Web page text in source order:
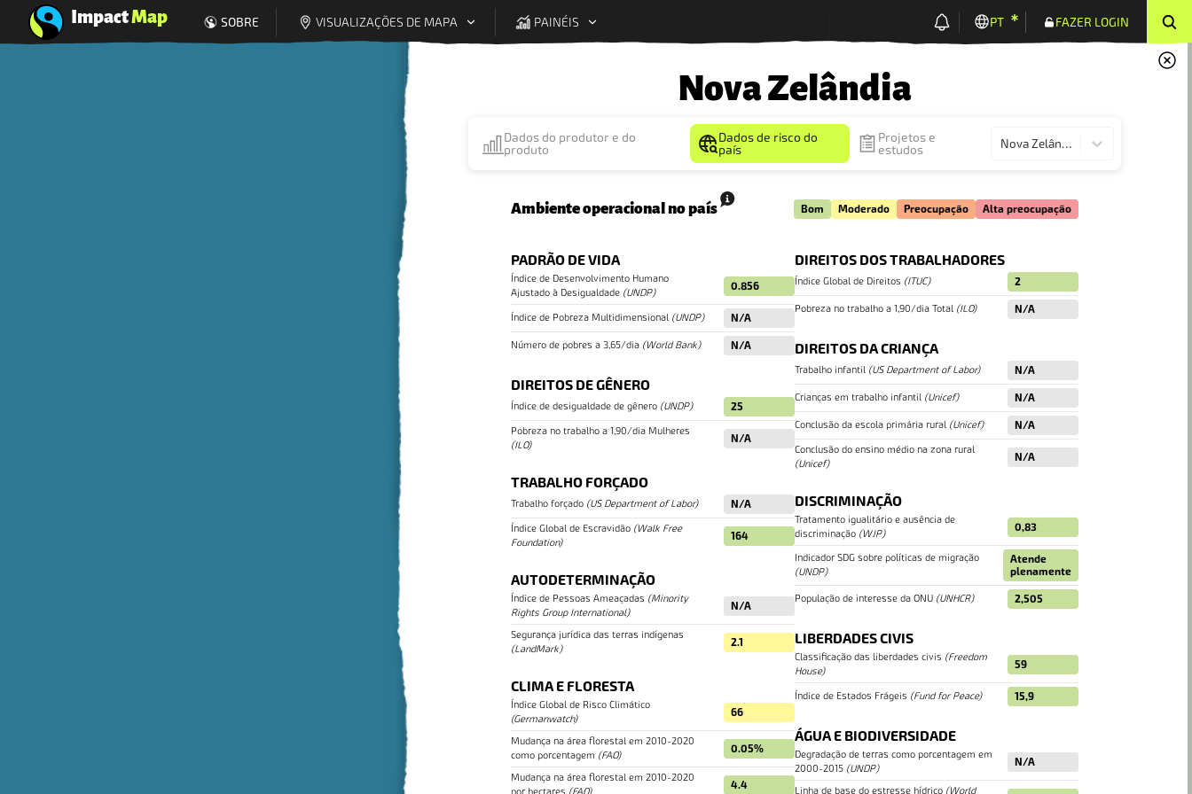
ImpactMap SOBRE VISUALIZAÇÕES DE MAPA PAINÉIS PT FAZER LOGIN
Nova Zelândia
Dados do produtor e do
produto
Dados de risco do
país
Projetos e
estudos
Nova Zelândia
Ambiente operacional no país Bom Moderado Preocupação Alta preocupação
PADRÃO DE VIDA
Índice de Desenvolvimento Humano
Ajustado à Desigualdade (UNDP)
0.856
Índice de Pobreza Multidimensional (UNDP) N/A
Número de pobres a 3,65/dia (World Bank) N/A
DIREITOS DE GÊNERO
Índice de desigualdade de gênero (UNDP) 25
Pobreza no trabalho a 1,90/dia Mulheres
(ILO)
N/A
TRABALHO FORÇADO
Trabalho forçado (US Department of Labor) N/A
Índice Global de Escravidão (Walk Free
Foundation)
164
AUTODETERMINAÇÃO
Índice de Pessoas Ameaçadas (Minority
Rights Group International)
N/A
Segurança jurídica das terras indígenas
(LandMark)
2.1
CLIMA E FLORESTA
Índice Global de Risco Climático
(Germanwatch)
66
Mudança na área florestal em 2010-2020
como porcentagem (FAO)
0.05%
Mudança na área florestal em 2010-2020
4.4
DIREITOS DOS TRABALHADORES
Índice Global de Direitos (ITUC) 2
Pobreza no trabalho a 1,90/dia Total (ILO) N/A
DIREITOS DA CRIANÇA
Trabalho infantil (US Department of Labor) N/A
Crianças em trabalho infantil (Unicef) N/A
Conclusão da escola primária rural (Unicef) N/A
Conclusão do ensino médio na zona rural
(Unicef)
N/A
DISCRIMINAÇÃO
Tratamento igualitário e ausência de
discriminação (WJP)
0,83
Indicador SDG sobre políticas de migração
(UNDP)
Atende
plenamente
População de interesse da ONU (UNHCR) 2,505
LIBERDADES CIVIS
Classificação das liberdades civis (Freedom
House)
59
Índice de Estados Frágeis (Fund for Peace) 15,9
ÁGUA E BIODIVERSIDADE
Degradação de terras como porcentagem em
2000-2015 (UNDP)
N/A
Linha de base do estresse hídrico (World
VISUALIZAÇÕES DO MAPA